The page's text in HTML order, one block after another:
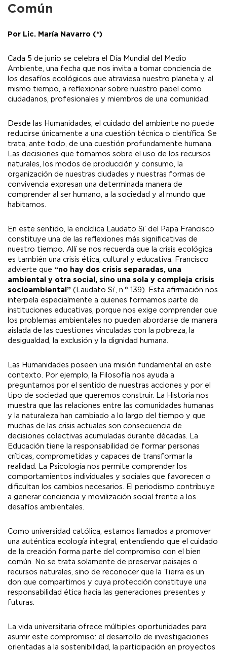
Común
Por Lic. María Navarro (*)
Cada 5 de junio se celebra el Día Mundial del Medio
Ambiente, una fecha que nos invita a tomar conciencia de
los desafíos ecológicos que atraviesa nuestro planeta y, al
mismo tiempo, a reflexionar sobre nuestro papel como
ciudadanos, profesionales y miembros de una comunidad.
Desde las Humanidades, el cuidado del ambiente no puede
reducirse únicamente a una cuestión técnica o científica. Se
trata, ante todo, de una cuestión profundamente humana.
Las decisiones que tomamos sobre el uso de los recursos
naturales, los modos de producción y consumo, la
organización de nuestras ciudades y nuestras formas de
convivencia expresan una determinada manera de
comprender al ser humano, a la sociedad y al mundo que
habitamos.
En este sentido, la encíclica Laudato Si’ del Papa Francisco
constituye una de las reflexiones más significativas de
nuestro tiempo. Allí se nos recuerda que la crisis ecológica
es también una crisis ética, cultural y educativa. Francisco
advierte que “no hay dos crisis separadas, una
ambiental y otra social, sino una sola y compleja crisis
socioambiental” (Laudato Si’, n.° 139). Esta afirmación nos
interpela especialmente a quienes formamos parte de
instituciones educativas, porque nos exige comprender que
los problemas ambientales no pueden abordarse de manera
aislada de las cuestiones vinculadas con la pobreza, la
desigualdad, la exclusión y la dignidad humana.
Las Humanidades poseen una misión fundamental en este
contexto. Por ejemplo, la Filosofía nos ayuda a
preguntarnos por el sentido de nuestras acciones y por el
tipo de sociedad que queremos construir. La Historia nos
muestra que las relaciones entre las comunidades humanas
y la naturaleza han cambiado a lo largo del tiempo y que
muchas de las crisis actuales son consecuencia de
decisiones colectivas acumuladas durante décadas. La
Educación tiene la responsabilidad de formar personas
críticas, comprometidas y capaces de transformar la
realidad. La Psicología nos permite comprender los
comportamientos individuales y sociales que favorecen o
dificultan los cambios necesarios. El periodismo contribuye
a generar conciencia y movilización social frente a los
desafíos ambientales.
Como universidad católica, estamos llamados a promover
una auténtica ecología integral, entendiendo que el cuidado
de la creación forma parte del compromiso con el bien
común. No se trata solamente de preservar paisajes o
recursos naturales, sino de reconocer que la Tierra es un
don que compartimos y cuya protección constituye una
responsabilidad ética hacia las generaciones presentes y
futuras.
La vida universitaria ofrece múltiples oportunidades para
asumir este compromiso: el desarrollo de investigaciones
orientadas a la sostenibilidad, la participación en proyectos